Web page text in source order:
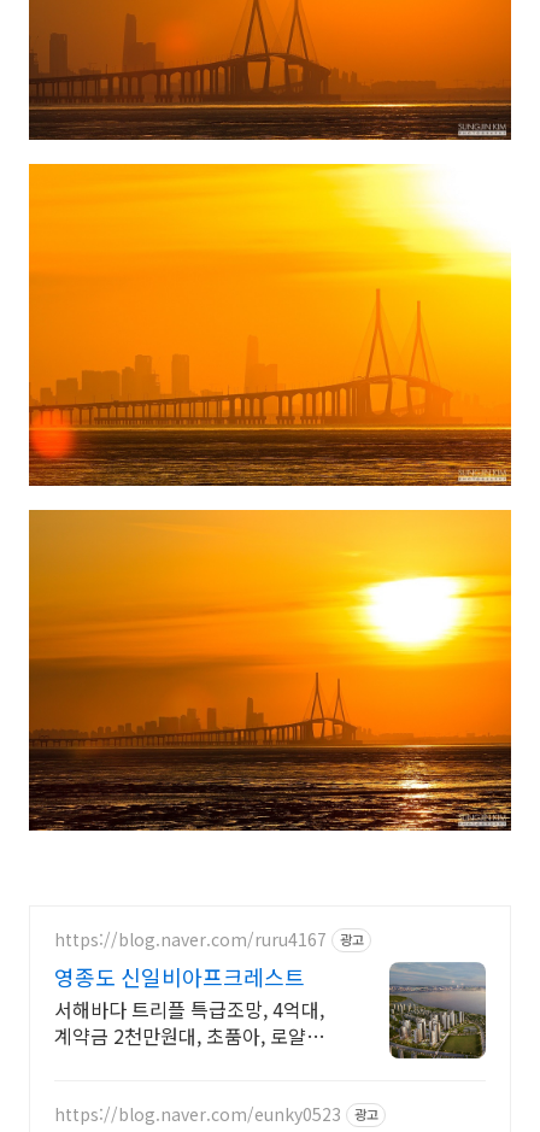
https://blog.naver.com/ruru4167 광고
영종도 신일비아프크레스트
서해바다 트리플 특급조망, 4억대,
계약금 2천만원대, 초품아, 로얄층
https://blog.naver.com/eunky0523 광고